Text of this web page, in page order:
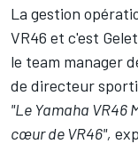
La gestion
VR46 et c'est
le team manager
de directeur
"Le Yamaha VR46
cœur de VR46",